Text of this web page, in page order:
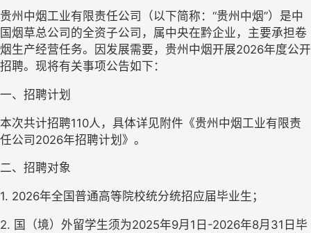
贵州中烟工业有限责任公司 （以下简称： “贵州中烟”） 是中
国烟草总公司的全资子公司，属中央在黔企业，主要承担卷
烟生产经营任务。因发展需要，贵州中烟开展2026年度公开
招聘。现将有关事项公告如下：
一、招聘计划
本次共计招聘110人，具体详见附件 《贵州中烟工业有限责
任公司2026年招聘计划》。
二、招聘对象
1. 2026年全国普通高等院校统分统招应届毕业生；
2. 国（境）外留学生须为2025年9月1日-2026年8月31日毕